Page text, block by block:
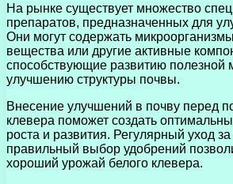
На рынке существует множество
препаратов, предназначенных для
Они могут содержать
вещества или другие активные
способствующие развитию полезной
улучшению структуры почвы.
Внесение улучшений в почву перед
клевера поможет создать
роста и развития. Регулярный уход
правильный выбор удобрений
хороший урожай белого клевера.